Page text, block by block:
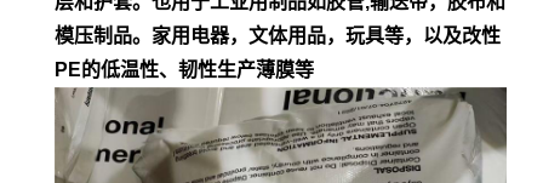
模压制品。家用电器，文体用品，玩具等，以及改性
PE的低温性、韧性生产薄膜等